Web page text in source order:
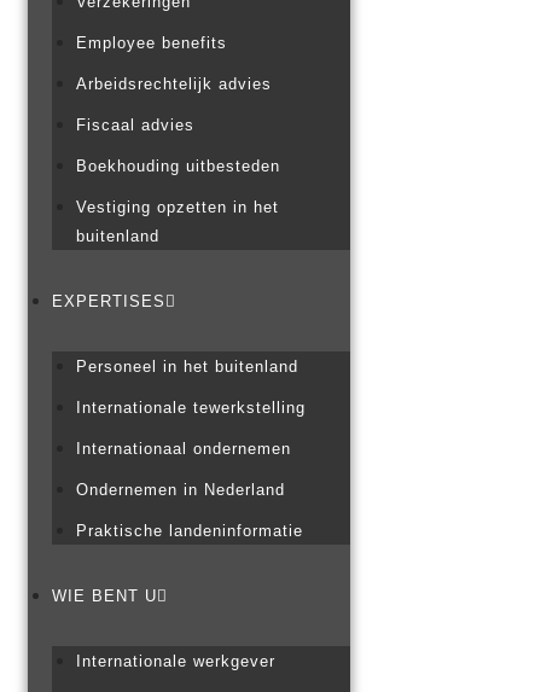
Employee benefits
Arbeidsrechtelijk advies
Fiscaal advies
Boekhouding uitbesteden
Vestiging opzetten in het
buitenland
EXPERTISES
Personeel in het buitenland
Internationale tewerkstelling
Internationaal ondernemen
Ondernemen in Nederland
Praktische landeninformatie
WIE BENT U
Internationale werkgever